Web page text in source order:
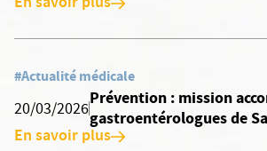
#Actualité médicale
20/03/2026
Prévention : mission
gastroentérologues de
En savoir plus